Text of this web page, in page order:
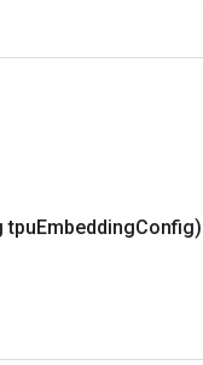
tpuEmbeddingConfig)